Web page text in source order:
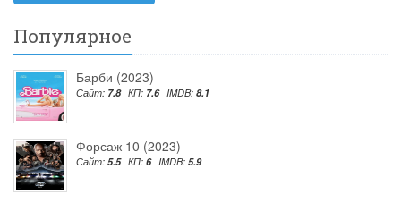
Популярное
Барби (2023)
Сайт: 7.8 КП: 7.6 IMDB: 8.1
Форсаж 10 (2023)
Сайт: 5.5 КП: 6 IMDB: 5.9